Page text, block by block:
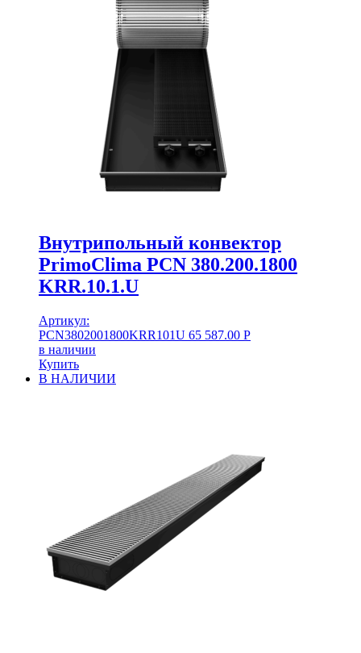
Внутрипольный конвектор
PrimoClima PCN 380.200.1800
KRR.10.1.U
Артикул:
PCN3802001800KRR101U 65 587.00 Р
в наличии
Купить
В НАЛИЧИИ